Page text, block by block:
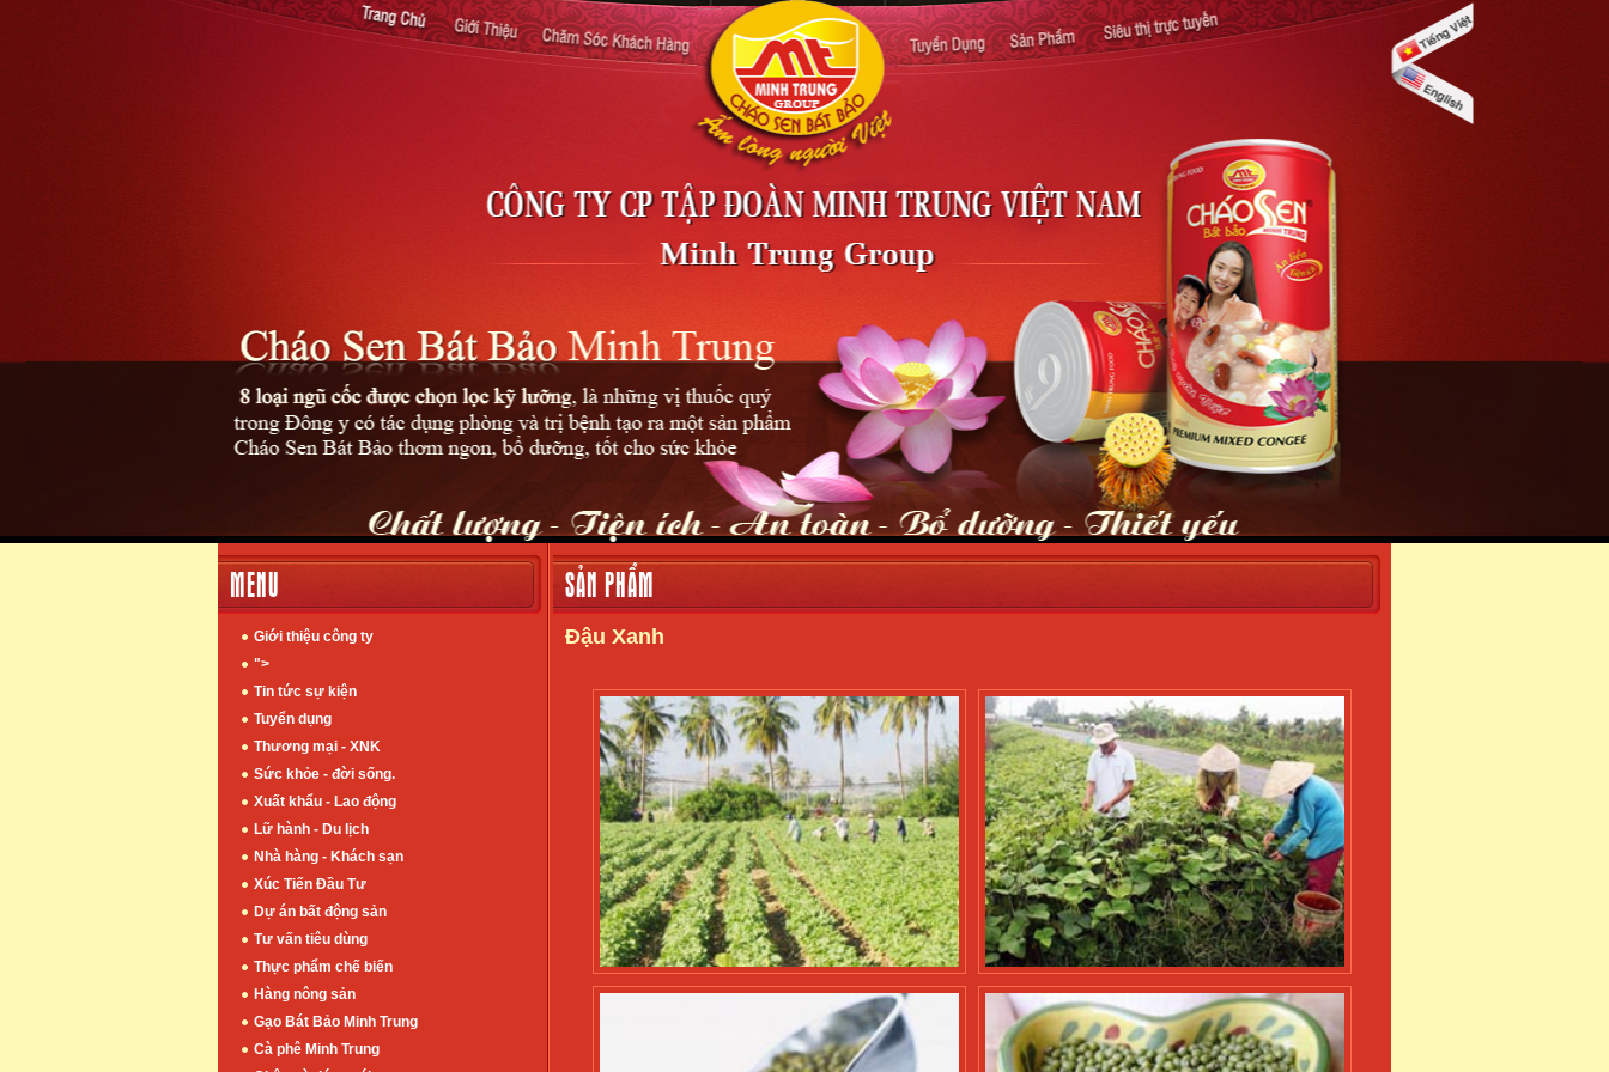
MENU
Giới thiệu công ty
">
Tin tức sự kiện
Tuyển dụng
Thương mại - XNK
Sức khỏe - đời sống.
Xuất khẩu - Lao động
Lữ hành - Du lịch
Nhà hàng - Khách sạn
Xúc Tiến Đầu Tư
Dự án bất động sản
Tư vấn tiêu dùng
Thực phẩm chế biến
Hàng nông sản
Gạo Bát Bảo Minh Trung
Cà phê Minh Trung
SẢN PHẨM
Đậu Xanh